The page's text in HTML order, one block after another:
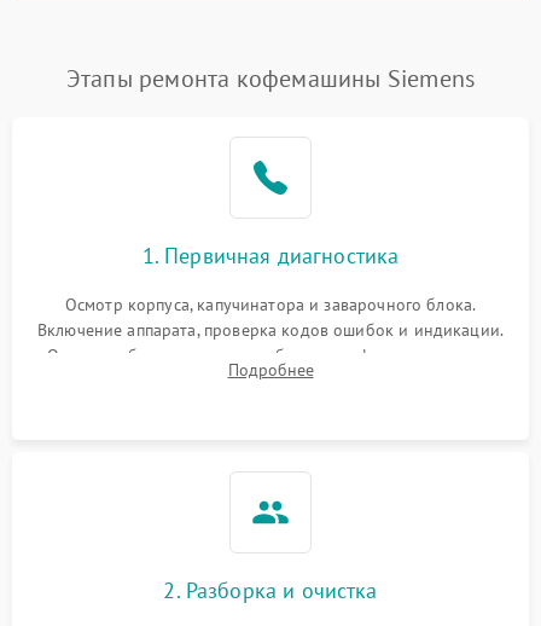
Этапы ремонта кофемашины Siemens
1. Первичная диагностика
Осмотр корпуса, капучинатора и заварочного блока.
Включение аппарата, проверка кодов ошибок и индикации.
Оценка работы помпы, термоблока и кофемолки на слух.
Измерение температуры и давления воды для выявления
Подробнее
2. Разборка и очистка